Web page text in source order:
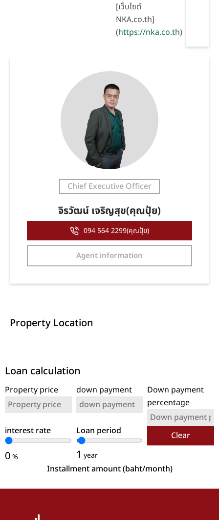
[เว็บไซต์
NKA.co.th]
(https://nka.co.th)
Chief Executive Officer
จิรวัฒน์ เจริญสุข(คุณปุ้ย)
094 564 2299(คุณปุ้ย)
Agent information
Property Location
Loan calculation
Property price down payment
Down payment
percentage
interest rate
0%
Loan period
1 year
Clear
Installment amount (baht/month)